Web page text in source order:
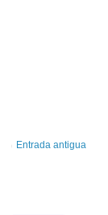
Entrada antigua